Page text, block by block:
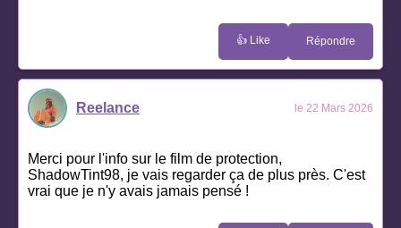
👍 Like Répondre
Reelance le 22 Mars 2026
Merci pour l'info sur le film de protection,
ShadowTint98, je vais regarder ça de plus près. C'est
vrai que je n'y avais jamais pensé !